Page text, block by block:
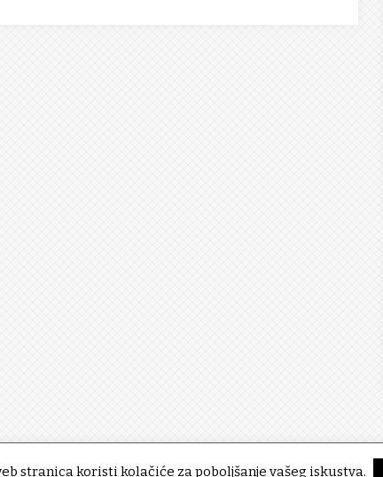
stranica koristi kolačiće za poboljšanje vašeg iskustva.